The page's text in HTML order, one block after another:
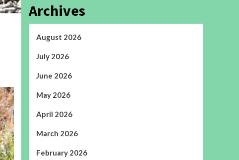
Archives
August 2026
July 2026
June 2026
May 2026
April 2026
March 2026
February 2026